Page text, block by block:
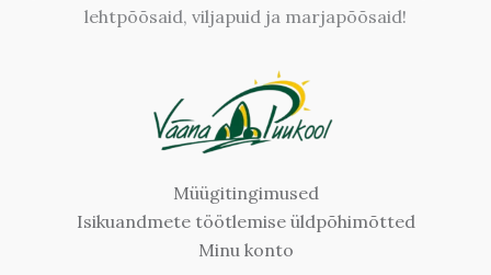
lehtpõõsaid, viljapuid ja marjapõõsaid!
Müügitingimused
Isikuandmete töötlemise üldpõhimõtted
Minu konto